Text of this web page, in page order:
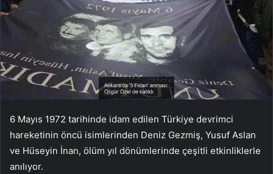
6 Mayıs 1972 tarihinde idam edilen Türkiye devrimci
hareketinin öncü isimlerinden Deniz Gezmiş, Yusuf Aslan
ve Hüseyin İnan, ölüm yıl dönümlerinde çeşitli etkinliklerle
anılıyor.